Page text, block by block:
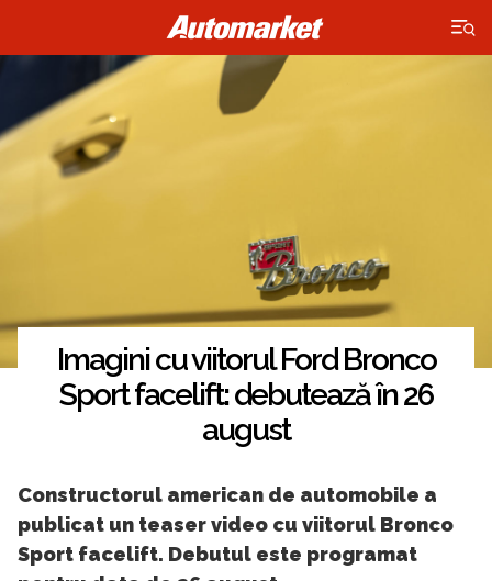
×
Imagini cu viitorul Ford Bronco
Sport facelift: debutează în 26
august
Constructorul american de automobile a
publicat un teaser video cu viitorul Bronco
Sport facelift. Debutul este programat